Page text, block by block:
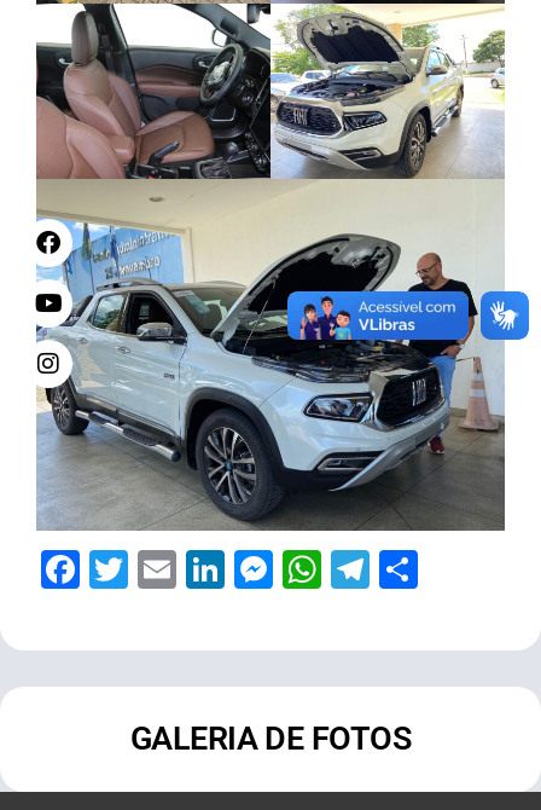
Facebook
Twitter
EmailLinkedIn
Messenger
WhatsApp
Telegram
GALERIA DE FOTOS